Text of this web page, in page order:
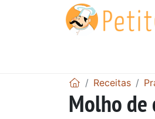
Receitas
Molho de